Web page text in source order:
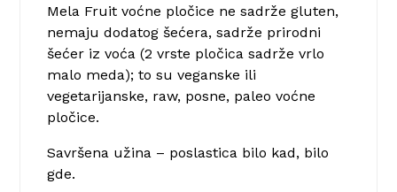
Mela Fruit voćne pločice ne sadrže gluten,
nemaju dodatog šećera, sadrže prirodni
šećer iz voća (2 vrste pločica sadrže vrlo
malo meda); to su veganske ili
vegetarijanske, raw, posne, paleo voćne
pločice.
Savršena užina – poslastica bilo kad, bilo
gde.